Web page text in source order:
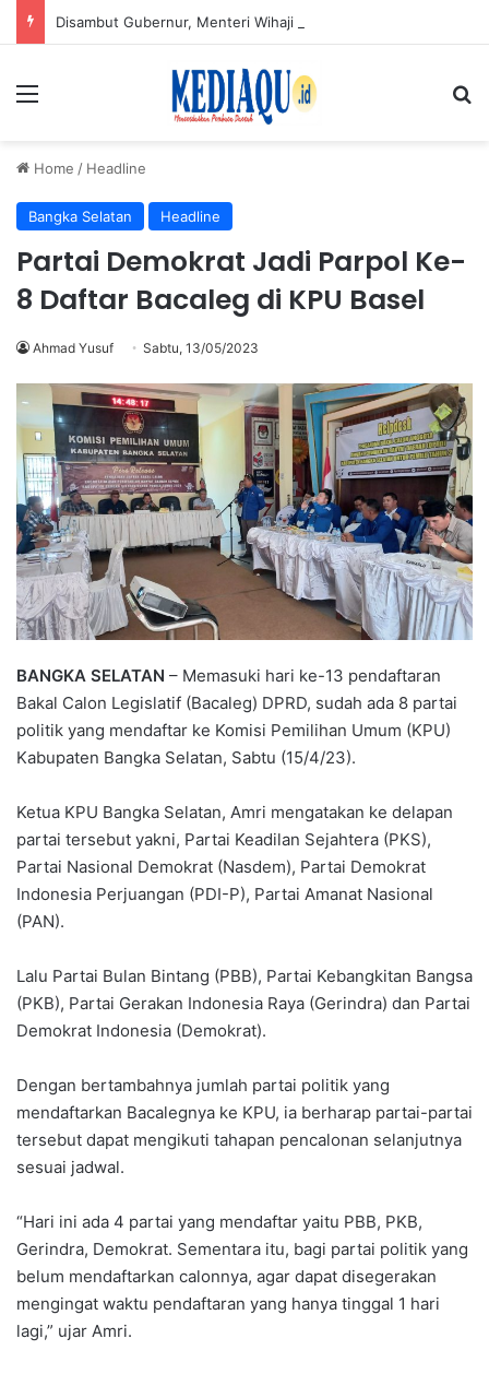
Menu
Home / Headline
Bangka Selatan Headline
Partai Demokrat Jadi Parpol Ke-
8 Daftar Bacaleg di KPU Basel
Ahmad Yusuf Sabtu, 13/05/2023
BANGKA SELATAN – Memasuki hari ke-13 pendaftaran
Bakal Calon Legislatif (Bacaleg) DPRD, sudah ada 8 partai
politik yang mendaftar ke Komisi Pemilihan Umum (KPU)
Kabupaten Bangka Selatan, Sabtu (15/4/23).
Ketua KPU Bangka Selatan, Amri mengatakan ke delapan
partai tersebut yakni, Partai Keadilan Sejahtera (PKS),
Partai Nasional Demokrat (Nasdem), Partai Demokrat
Indonesia Perjuangan (PDI-P), Partai Amanat Nasional
(PAN).
Lalu Partai Bulan Bintang (PBB), Partai Kebangkitan Bangsa
(PKB), Partai Gerakan Indonesia Raya (Gerindra) dan Partai
Demokrat Indonesia (Demokrat).
Dengan bertambahnya jumlah partai politik yang
mendaftarkan Bacalegnya ke KPU, ia berharap partai-partai
tersebut dapat mengikuti tahapan pencalonan selanjutnya
sesuai jadwal.
“Hari ini ada 4 partai yang mendaftar yaitu PBB, PKB,
Gerindra, Demokrat. Sementara itu, bagi partai politik yang
belum mendaftarkan calonnya, agar dapat disegerakan
mengingat waktu pendaftaran yang hanya tinggal 1 hari
lagi,” ujar Amri.